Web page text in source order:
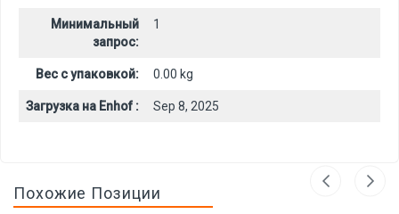
Минимальный
запрос:
1
Вес с упаковкой: 0.00 kg
Загрузка на Enhof : Sep 8, 2025
Похожие Позиции